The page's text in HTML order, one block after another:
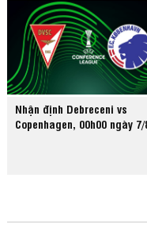
Nhận định Debreceni vs
Copenhagen, 00h00 ngày 7/